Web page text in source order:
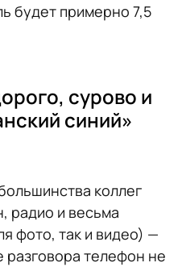
будет примерно 7,5
сурово и
синий»
коллег
радио и весьма
фото, так и видео) —
разговора телефон не